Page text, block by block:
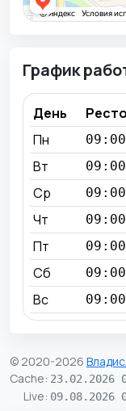
График
День
Пн
Вт
Ср
Чт
Пт
Сб
Вс
© 2020-2026
Cache: 23.02.2026
Live: 09.08.2026